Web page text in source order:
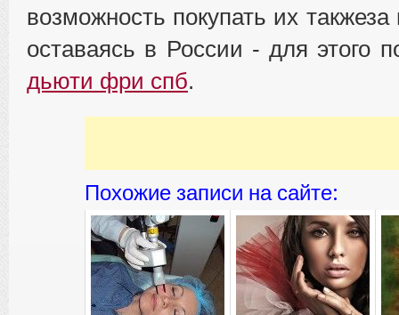
возможность покупать их
оставаясь в России - для этого
дьюти фри спб.
Похожие записи на сайте: